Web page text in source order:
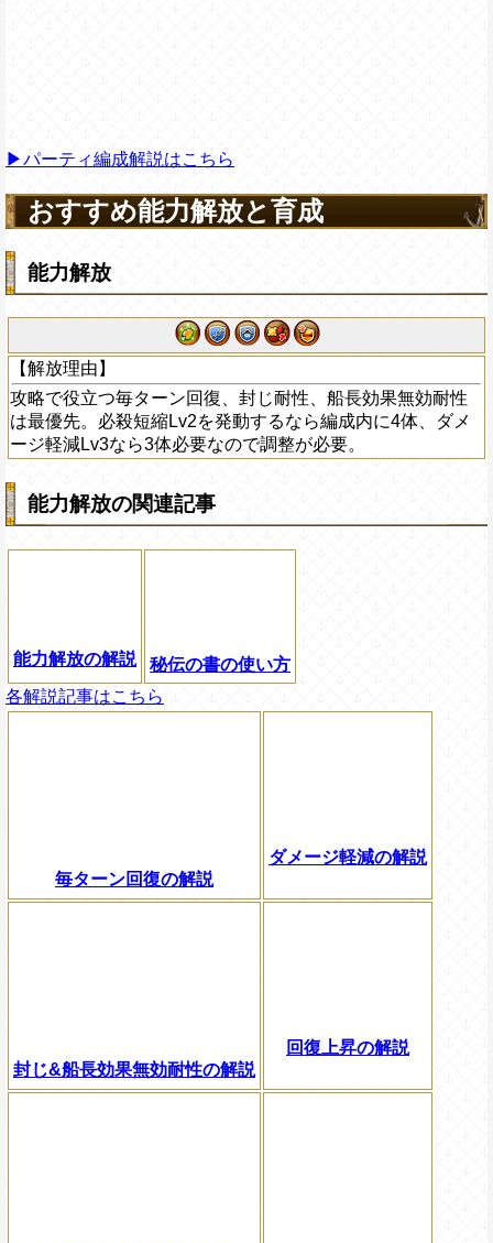
▶パーティ編成解説はこちら
おすすめ能力解放と育成
能力解放
【解放理由】
攻略で役立つ毎ターン回復、封じ耐性、船長効果無効耐性
は最優先。必殺短縮Lv2を発動するなら編成内に4体、ダメ
ージ軽減Lv3なら3体必要なので調整が必要。
能力解放の関連記事
能力解放の解説
秘伝の書の使い方
各解説記事はこちら
毎ターン回復の解説
ダメージ軽減の解説
封じ&船長効果無効耐性の解説
回復上昇の解説